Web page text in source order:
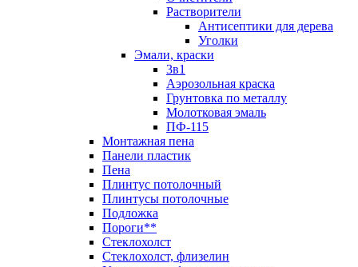
Растворители
Антисептики для дерева
Уголки
Эмали, краски
3в1
Аэрозольная краска
Грунтовка по металлу
Молотковая эмаль
ПФ-115
Монтажная пена
Панели пластик
Пена
Плинтус потолочный
Плинтусы потолочные
Подложка
Пороги**
Стеклохолст
Стеклохолст, флизелин